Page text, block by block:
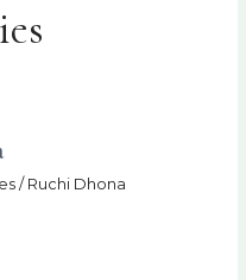
/ Ruchi Dhona